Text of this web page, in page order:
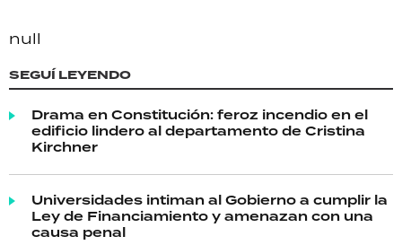
null
SEGUÍ LEYENDO
Drama en Constitución: feroz incendio en el
edificio lindero al departamento de Cristina
Kirchner
Universidades intiman al Gobierno a cumplir la
Ley de Financiamiento y amenazan con una
causa penal